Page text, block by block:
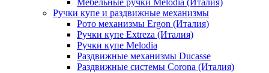
Мебельные ручки Melodia (Италия)
Ручки купе и раздвижные механизмы
Рото механизмы Ergon (Италия)
Ручки купе Extreza (Италия)
Ручки купе Melodia
Раздвижные механизмы Ducasse
Раздвижные системы Corona (Италия)